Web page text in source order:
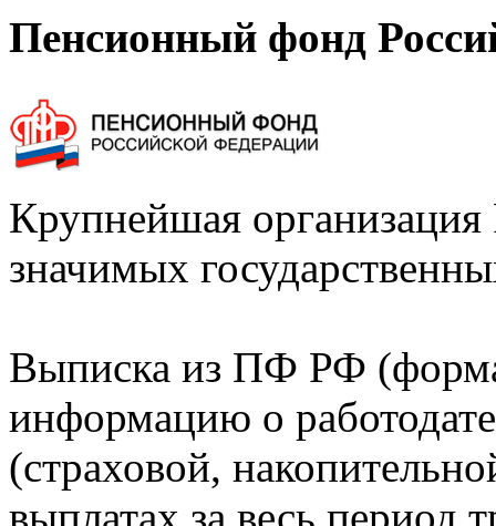
Пенсионный фонд
Крупнейшая
значимых
Выписка из ПФ РФ
информацию о
(страховой,
выплатах за весь период